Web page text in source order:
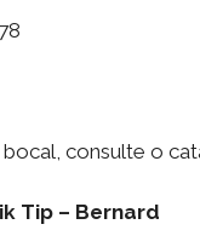
consulte o
Tip – Bernard